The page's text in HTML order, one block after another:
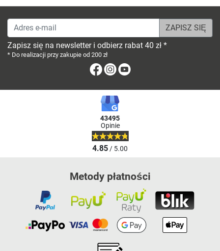
Adres e-mail
Zapisz się na newsletter i odbierz rabat 40 zł *
* Do realizacji przy zakupie od 200 zł
FacebookInstagram
43495
Opinie
4.85/ 5.00
Metody płatności